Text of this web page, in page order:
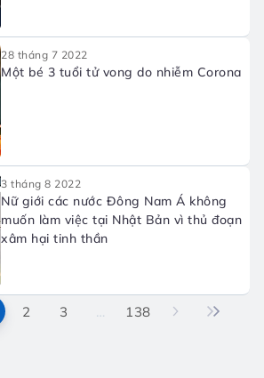
28 tháng 7 2022
Một bé 3 tuổi tử vong do nhiễm Corona
3 tháng 8 2022
Nữ giới các nước Đông Nam Á không
muốn làm việc tại Nhật Bản vì thủ đoạn
xâm hại tinh thần
2 3 138